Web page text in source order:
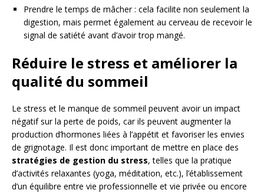
Prendre le temps de mâcher : cela facilite non seulement la
digestion, mais permet également au cerveau de recevoir le
signal de satiété avant d’avoir trop mangé.
Réduire le stress et améliorer la
qualité du sommeil
Le stress et le manque de sommeil peuvent avoir un impact
négatif sur la perte de poids, car ils peuvent augmenter la
production d’hormones liées à l’appétit et favoriser les envies
de grignotage. Il est donc important de mettre en place des
stratégies de gestion du stress, telles que la pratique
d’activités relaxantes (yoga, méditation, etc.), l’établissement
d’un équilibre entre vie professionnelle et vie privée ou encore